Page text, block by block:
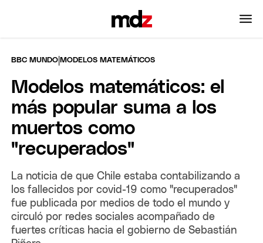
BBC MUNDO |MODELOS MATEMÁTICOS
Modelos matemáticos: el
más popular suma a los
muertos como
"recuperados"
La noticia de que Chile estaba contabilizando a
los fallecidos por covid-19 como "recuperados"
fue publicada por medios de todo el mundo y
circuló por redes sociales acompañado de
fuertes críticas hacia el gobierno de Sebastián